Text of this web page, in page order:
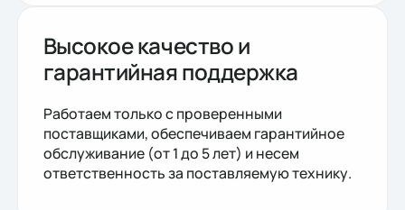
Высокое качество и
гарантийная поддержка
Работаем только с проверенными
поставщиками, обеспечиваем гарантийное
обслуживание (от 1 до 5 лет) и несем
ответственность за поставляемую технику.